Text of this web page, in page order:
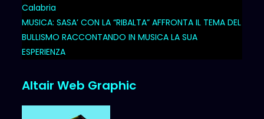
Calabria
MUSICA: SASA’ CON LA “RIBALTA” AFFRONTA IL TEMA DEL
BULLISMO RACCONTANDO IN MUSICA LA SUA
ESPERIENZA
Altair Web Graphic